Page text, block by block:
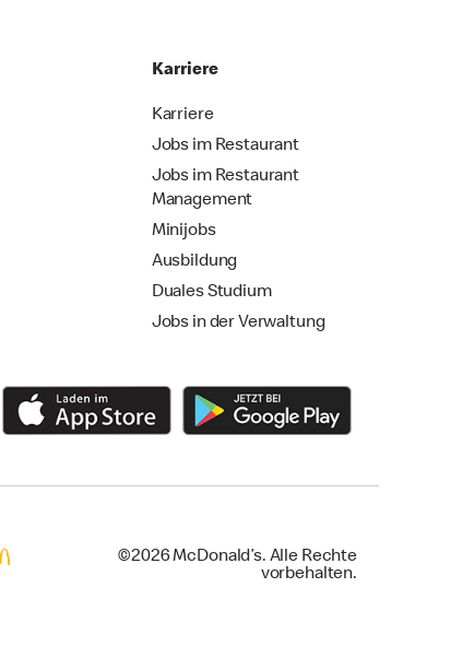
Karriere
Karriere
Jobs im Restaurant
Jobs im Restaurant
Management
Minijobs
Ausbildung
Duales Studium
Jobs in der Verwaltung
©2026 McDonald’s. Alle Rechte
vorbehalten.